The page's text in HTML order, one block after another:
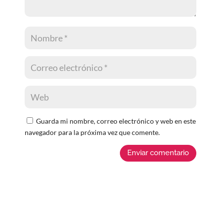
Guarda mi nombre, correo electrónico y web en este
navegador para la próxima vez que comente.
Enviar comentario